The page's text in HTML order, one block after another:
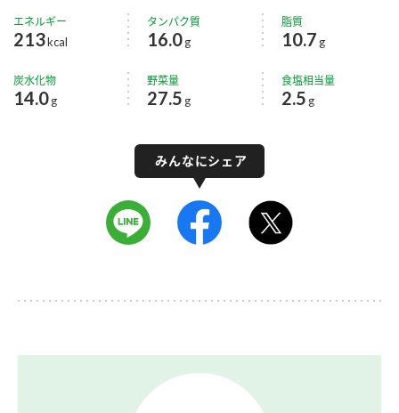
エネルギー
213kcal
タンパク質
16.0g
脂質
10.7 g
炭水化物
14.0g
野菜量
27.5 g
食塩相当量
2.5 g